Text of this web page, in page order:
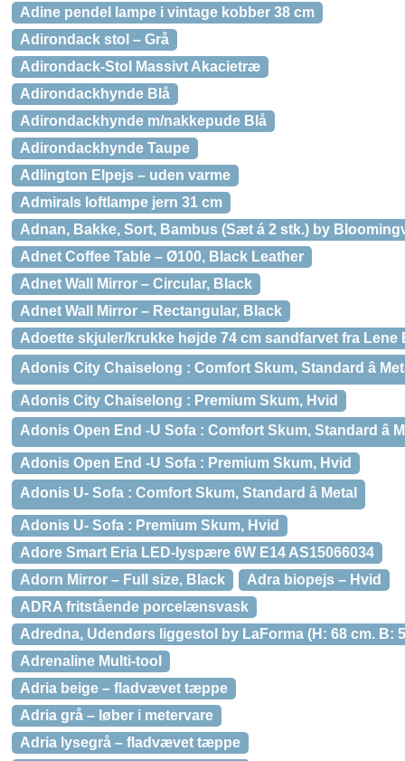
Adine pendel lampe i vintage kobber 38 cm
Adirondack stol – Grå
Adirondack-Stol Massivt Akacietræ
Adirondackhynde Blå
Adirondackhynde m/nakkepude Blå
Adirondackhynde Taupe
Adlington Elpejs – uden varme
Admirals loftlampe jern 31 cm
Adnan, Bakke, Sort, Bambus (Sæt á 2 stk.) by
Adnet Coffee Table – Ø100, Black Leather
Adnet Wall Mirror – Circular, Black
Adnet Wall Mirror – Rectangular, Black
Adoette skjuler/krukke højde 74 cm sandfarvet fra Lene
Adonis City Chaiselong : Comfort Skum, Standard â
Adonis City Chaiselong : Premium Skum, Hvid
Adonis Open End -U Sofa : Comfort Skum, Standard â
Adonis Open End -U Sofa : Premium Skum, Hvid
Adonis U- Sofa : Comfort Skum, Standard â Metal
Adonis U- Sofa : Premium Skum, Hvid
Adore Smart Eria LED-lyspære 6W E14 AS15066034
Adorn Mirror – Full size, Black
Adra biopejs – Hvid
ADRA fritstående porcelænsvask
Adredna, Udendørs liggestol by LaForma (H: 68 cm. B:
Adrenaline Multi-tool
Adria beige – fladvævet tæppe
Adria grå – løber i metervare
Adria lysegrå – fladvævet tæppe